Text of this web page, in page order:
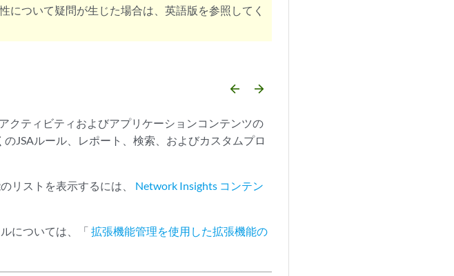
について疑問が生じた場合は、英語版を参照してく
arrow_backward arrow_forward
クティビティおよびアプリケーションコンテンツの
JSAルール、レポート、検索、およびカスタムプロ
リストを表示するには、 Network Insights コンテン
については、「 拡張機能管理を使用した拡張機能の